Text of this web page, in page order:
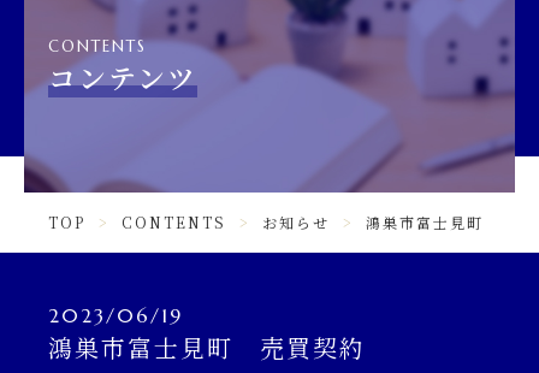
ABOUT
SERVICE
CONTENTS
INFORMATION
CONTENTS
コンテンツ
TOP CONTENTS お知らせ 鴻巣市富士見町 売買
2023/06/19
鴻巣市富士見町 売買契約